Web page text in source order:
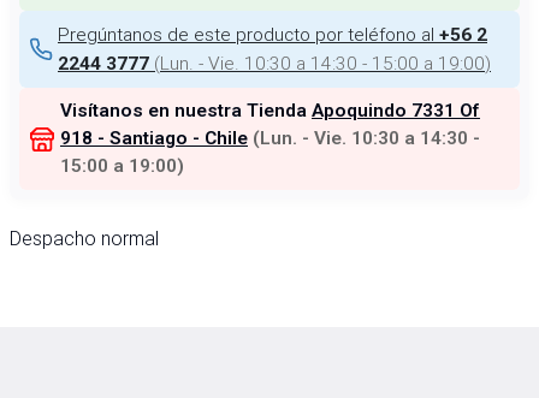
Pregúntanos de este producto por teléfono al +56 2
2244 3777 (Lun. - Vie. 10:30 a 14:30 - 15:00 a 19:00)
Visítanos en nuestra Tienda Apoquindo 7331 Of
918 - Santiago - Chile (Lun. - Vie. 10:30 a 14:30 -
15:00 a 19:00)
Despacho normal